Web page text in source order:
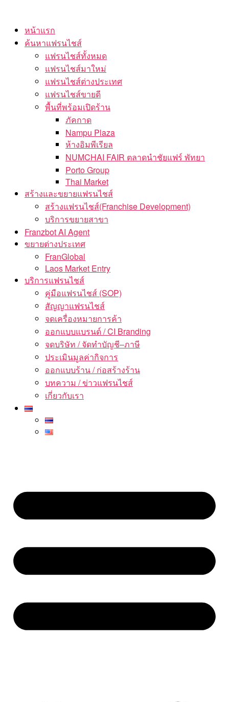
content
หน้าแรก
ค้นหาแฟรนไชส์
แฟรนไชส์ทั้งหมด
แฟรนไชส์มาใหม่
แฟรนไชส์ต่างประเทศ
แฟรนไชส์ขายดี
พื้นที่พร้อมเปิดร้าน
ภัคกาด
Nampu Plaza
ห้างอิมพีเรียล
NUMCHAI FAIR ตลาดนำชัยแฟร์ พัทยา
Porto Group
Thai Market
สร้างและขยายแฟรนไชส์
สร้างแฟรนไชส์(Franchise Development)
บริการขยายสาขา
Franzbot AI Agent
ขยายต่างประเทศ
FranGlobal
Laos Market Entry
บริการแฟรนไชส์
คู่มือแฟรนไชส์ (SOP)
สัญญาแฟรนไชส์
จดเครื่องหมายการค้า
ออกแบบแบรนด์ / CI Branding
จดบริษัท / จัดทำบัญชี–ภาษี
ประเมินมูลค่ากิจการ
ออกแบบร้าน / ก่อสร้างร้าน
บทความ / ข่าวแฟรนไชส์
เกี่ยวกับเรา